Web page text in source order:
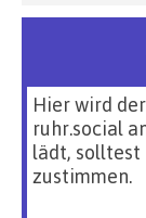
Hier wird
ruhr.social
lädt, solltest
zustimmen.